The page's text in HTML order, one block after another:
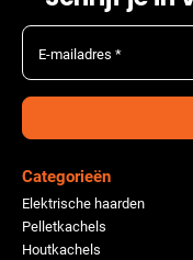
E-mailadres *
Categorieën
Elektrische haarden
Pelletkachels
Houtkachels